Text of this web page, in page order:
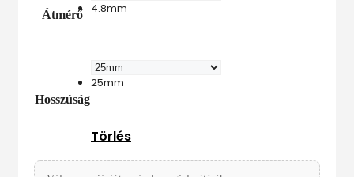
Átmérő 4.8mm
Hosszúság
25mm
Törlés